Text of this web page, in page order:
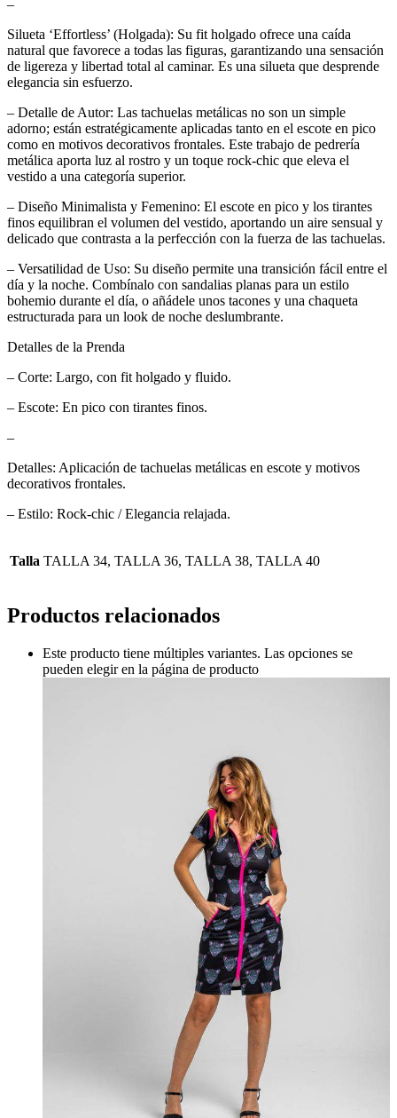
–
Silueta ‘Effortless’ (Holgada): Su fit holgado ofrece una caída
natural que favorece a todas las figuras, garantizando una sensación
de ligereza y libertad total al caminar. Es una silueta que desprende
elegancia sin esfuerzo.
– Detalle de Autor: Las tachuelas metálicas no son un simple
adorno; están estratégicamente aplicadas tanto en el escote en pico
como en motivos decorativos frontales. Este trabajo de pedrería
metálica aporta luz al rostro y un toque rock-chic que eleva el
vestido a una categoría superior.
– Diseño Minimalista y Femenino: El escote en pico y los tirantes
finos equilibran el volumen del vestido, aportando un aire sensual y
delicado que contrasta a la perfección con la fuerza de las tachuelas.
– Versatilidad de Uso: Su diseño permite una transición fácil entre el
día y la noche. Combínalo con sandalias planas para un estilo
bohemio durante el día, o añádele unos tacones y una chaqueta
estructurada para un look de noche deslumbrante.
Detalles de la Prenda
– Corte: Largo, con fit holgado y fluido.
– Escote: En pico con tirantes finos.
–
Detalles: Aplicación de tachuelas metálicas en escote y motivos
decorativos frontales.
– Estilo: Rock-chic / Elegancia relajada.
Talla TALLA 34, TALLA 36, TALLA 38, TALLA 40
Productos relacionados
Este producto tiene múltiples variantes. Las opciones se
pueden elegir en la página de producto